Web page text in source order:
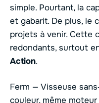
simple. Pourtant, la
et gabarit. De plus, le
projets à venir. Cette
redondants, surtout
Action.
Ferm — Visseuse
couleur, même moteur